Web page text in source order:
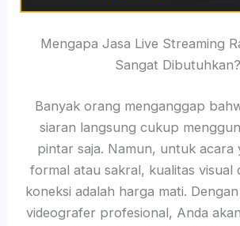
Mengapa Jasa Live Streaming
Sangat Dibutuhkan?
Banyak orang menganggap
siaran langsung cukup
pintar saja. Namun, untuk acara
formal atau sakral, kualitas visual
koneksi adalah harga mati.
videografer profesional, Anda